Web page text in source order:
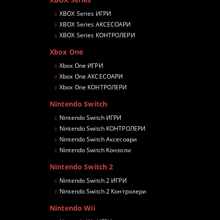
XBOX Series ИГРИ
XBOX Series АКСЕСОАРИ
XBOX Series КОНТРОЛЕРИ
Xbox One
Xbox One ИГРИ
Xbox One АКСЕСОАРИ
Xbox One КОНТРОЛЕРИ
Nintendo Switch
Nintendo Switch ИГРИ
Nintendo Switch КОНТРОЛЕРИ
Nintendo Switch Аксесоари
Nintendo Switch Конзоли
Nintendo Switch 2
Nintendo Switch 2 ИГРИ
Nintendo Switch 2 Контролери
Nintendo Wii